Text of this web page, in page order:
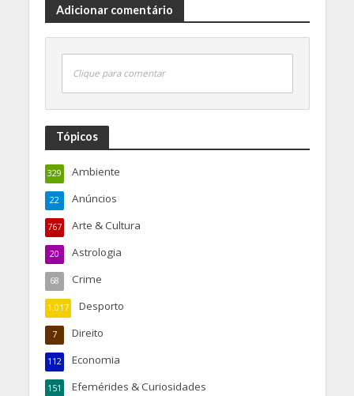
Adicionar comentário
Clique para comentar
Tópicos
Ambiente
329
Anúncios
22
Arte & Cultura
767
Astrologia
20
Crime
68
Desporto
1.017
Direito
7
Economia
112
Efemérides & Curiosidades
151